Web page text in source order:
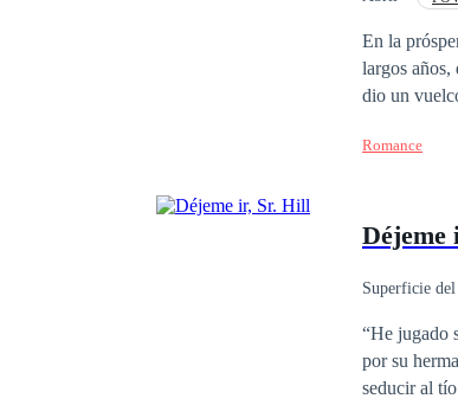
En la
largos años,
dio un
sus vidas.
de Mateo
una
que una
un vestido
hospital. Al
Romance
Déjeme
Superficie
“He jugado
por su
seducir al